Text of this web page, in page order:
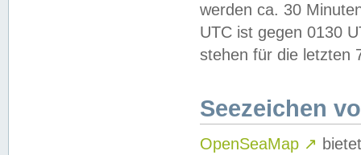
werden ca. 30
UTC ist gegen 0130
stehen für die letzten
Seezeichen
OpenSeaMap ↗